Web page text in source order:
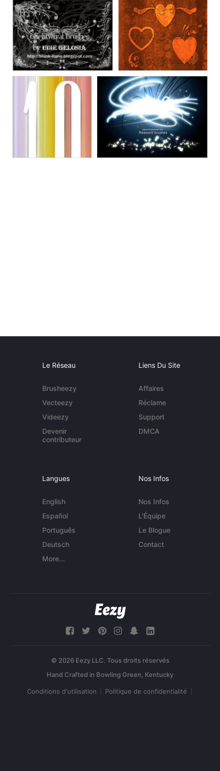
Le Réseau
Brusheezy
Vecteezy
Videezy
Devenir
contributeur
Liens Du Site
Affaires
Réclame
Support
DMCA
Langues
English
Español
Português
Deutsch
More...
Nos Infos
Nos Infos
L'Équipe
Le Blogue
Contact
© 2026 Eezy LLC. Tous droits réservés
Conditions d'utilisation Politique de confidentialité